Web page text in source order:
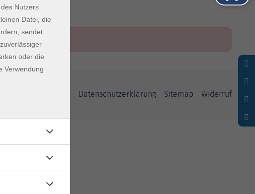
Datenschutzerklärung Sitemap Widerruf
Nutzers
Datei, die
sendet
oder die
Verwendung